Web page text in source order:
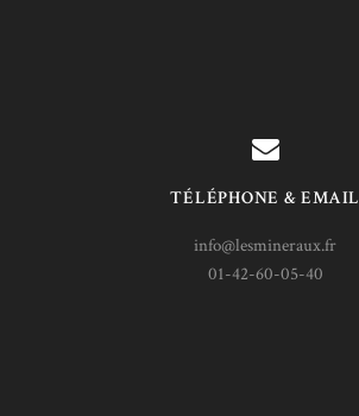
TÉLÉPHONE & EMAIL
info@lesmineraux.fr
01-42-60-05-40